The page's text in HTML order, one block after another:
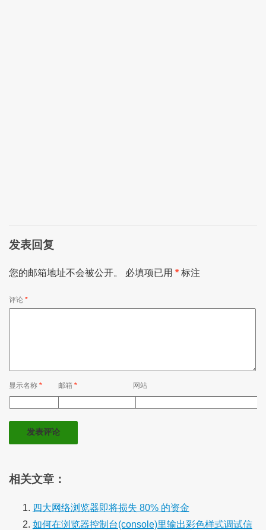
发表回复
您的邮箱地址不会被公开。 必填项已用 *标注
评论 *
显示名称 * 网站
邮箱*
相关文章：
四大网络浏览器即将损失 80% 的资金
如何在浏览器控制台(console)里输出彩色样式调试信